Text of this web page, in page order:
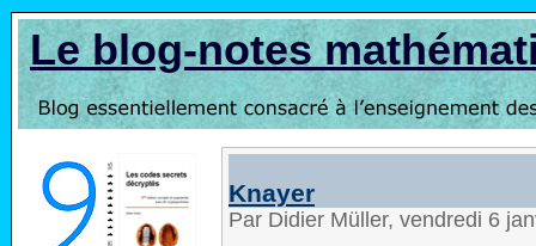
Le blog-notes
Knayer
Par Didier Müller, vendredi 6